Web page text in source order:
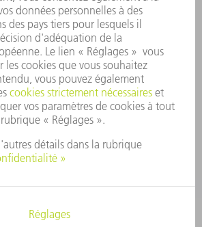
CLIMAT
DES DONNÉES PERSONNELLES